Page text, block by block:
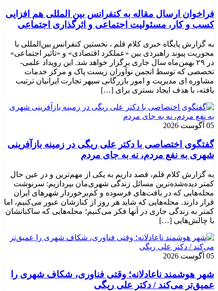
فراخوان ارسال مقاله به کنفرانس بین المللی هم افزایی
کسب و کار، مسئولیت اجتماعی و اثرگذاری اجتماعی
به گزارش پایگاه خبری کلام قلم ، نخستین کنفرانس بین‌المللی با
محوریت پیوند راهبردی بین «عملکرد اقتصادی» و «تأثیر اجتماعی»
در ۲۹ بهمن‌ماه سال جاری برگزار خواهد شد. این رویداد علمی-
تخصصی که توسط انجمن نوآوران زیست پاک و مرکز خدمات
مشاوره ای مدیریت و امور بازرگانی سپهر تجارت ایرانیان ترتیب
یافته، با هدف ایجاد بستری برای […]
05 آگوست 2026
گفتگوی اختصاصی با دکتر علی ریگی در زمینه بازآفرینی
شهری به نفع مردم، نه به جای مردم
به گزارش کلام قلم، قصد داریم به یکی از مهم‌ترین و در عین حال
کمتر دیده‌شده‌ترین مسائل زندگی شهری‌مان بپردازیم: سرنوشت
محله‌هایی که در بافت‌های فرسوده و کم‌برخوردار شهرهای ایران
قرار دارند. محله‌هایی که شاید هر روز از کنارشان عبور می‌کنیم، اما
کمتر به زندگی جاری در آنها فکر می‌کنیم؛ محله‌هایی که ساکنانشان
با چالش‌هایی […]
05 آگوست 2026
شهر هوشمند ناعادلانه؛ وقتی فناوری، شکاف شهری را
عمیق‌تر می‌کند / دکتر علی ریگی